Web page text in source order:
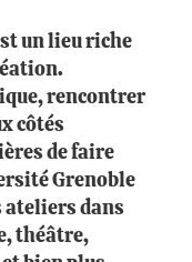
un lieu riche
rencontrer
côtés
de faire
Grenoble
ateliers dans
théâtre,